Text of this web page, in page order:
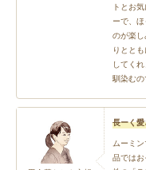
トとお
ーで、ほ
のが楽
りとと
してく
馴染むの
長ーく
ムーミ
品では